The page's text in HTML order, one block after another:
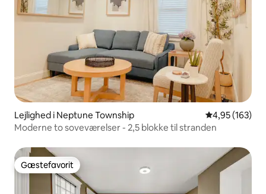
Lejlighed i Neptune Township 4,95 ud af 5 i
4,95 (163)
Moderne to soveværelser - 2,5 blokke til stranden
Gæstefavorit
Gæstefavorit